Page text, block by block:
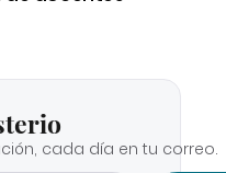
cada día en tu correo.